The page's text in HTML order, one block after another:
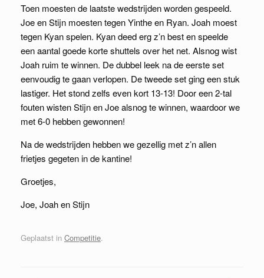
Toen moesten de laatste wedstrijden worden gespeeld.
Joe en Stijn moesten tegen Yinthe en Ryan. Joah moest
tegen Kyan spelen. Kyan deed erg z’n best en speelde
een aantal goede korte shuttels over het net. Alsnog wist
Joah ruim te winnen. De dubbel leek na de eerste set
eenvoudig te gaan verlopen. De tweede set ging een stuk
lastiger. Het stond zelfs even kort 13-13! Door een 2-tal
fouten wisten Stijn en Joe alsnog te winnen, waardoor we
met 6-0 hebben gewonnen!
Na de wedstrijden hebben we gezellig met z’n allen
frietjes gegeten in de kantine!
Groetjes,
Joe, Joah en Stijn
Geplaatst in Competitie.